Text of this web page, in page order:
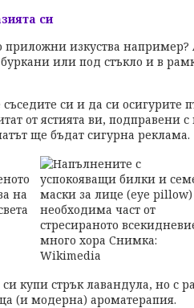
си
приложни изкуства
или под стъкло и в
си и да си осигурите
от ястията ви, подправени с
ще бъдат сигурна реклама.
купи стрък лавандула, но с
(и модерна) ароматерапия.